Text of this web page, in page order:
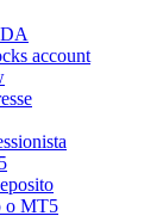
account
o MT5